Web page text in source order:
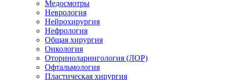
Медосмотры
Неврология
Нейрохирургия
Нефрология
Общая хирургия
Онкология
Оториноларингология (ЛОР)
Офтальмология
Пластическая хирургия